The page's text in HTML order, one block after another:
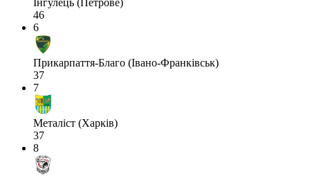
Інгулець (Петрове)
46
6
Прикарпаття-Благо (Івано-Франківськ)
37
7
Металіст (Харків)
37
8